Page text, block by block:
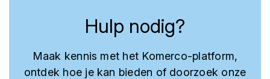
Hulp nodig?
Maak kennis met het Komerco-platform,
ontdek hoe je kan bieden of doorzoek onze